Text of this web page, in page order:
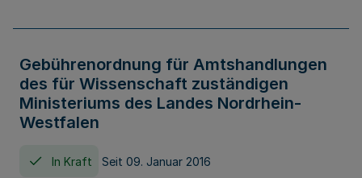
Gebührenordnung für Amtshandlungen
des für Wissenschaft zuständigen
Ministeriums des Landes Nordrhein-
Westfalen
In Kraft Seit 09. Januar 2016